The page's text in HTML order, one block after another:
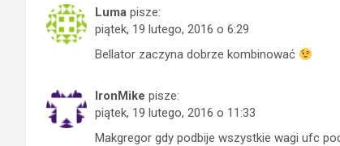
Luma pisze:
piątek, 19 lutego, 2016 o 6:29
Bellator zaczyna dobrze kombinować
IronMike pisze:
piątek, 19 lutego, 2016 o 11:33
Makgregor gdy podbije wszystkie wagi ufc